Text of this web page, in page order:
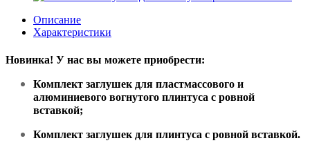
Описание
Характеристики
Новинка! У нас вы можете приобрести:
Комплект заглушек для пластмассового и
алюминиевого вогнутого плинтуса с ровной
вставкой;
Комплект заглушек для плинтуса с ровной вставкой.